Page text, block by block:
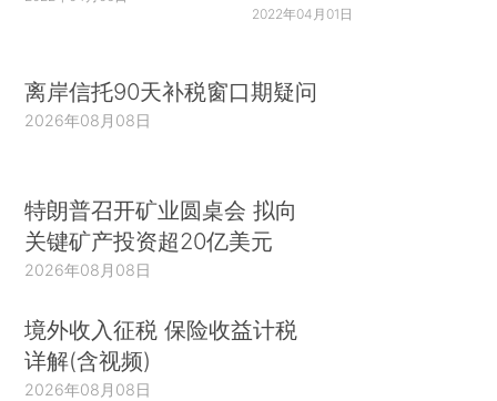
挥民主党派、工商联和无党派人士作用，深入开展
相适应，促进政党关系、民族关系、宗教关系、阶
层关系、海内外同胞关系和谐，巩固全国各族人民
（三）加快建设人才强国。深入实施人才优先
发展战略，推进人才发展体制改革和政策创新，形
成具有国际竞争力的人才制度优势。
推动人才结构战略性调整，突出“高精尖缺”导
向，实施重大人才工程，着力发现、培养、集聚战
略科学家、科技领军人才、企业家人才、高技能人
2022年04月01日
离岸信托90天补税窗口期疑问
2026年08月08日
特朗普召开矿业圆桌会 拟向
关键矿产投资超20亿美元
2026年08月08日
境外收入征税 保险收益计税
详解(含视频)
2026年08月08日